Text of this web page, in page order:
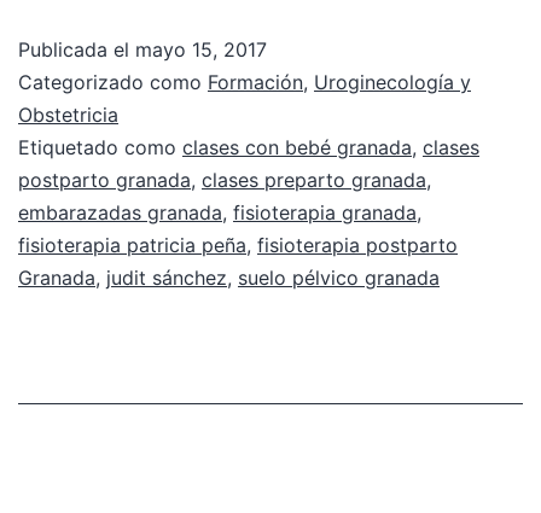
Publicada el mayo 15, 2017
Categorizado como Formación, Uroginecología y
Obstetricia
Etiquetado como clases con bebé granada, clases
postparto granada, clases preparto granada,
embarazadas granada, fisioterapia granada,
fisioterapia patricia peña, fisioterapia postparto
Granada, judit sánchez, suelo pélvico granada